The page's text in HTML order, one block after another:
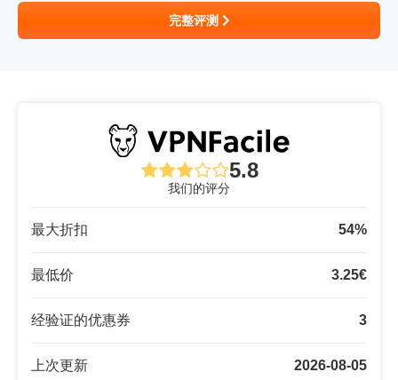
完整评测
5.8
我们的评分
最大折扣 54%
最低价 3.25€
经验证的优惠券 3
上次更新 2026-08-05